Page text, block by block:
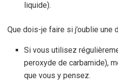
liquide).
Que dois-je faire si j’oublie une
Si vous utilisez
peroxyde de carbamide),
que vous y pensez.